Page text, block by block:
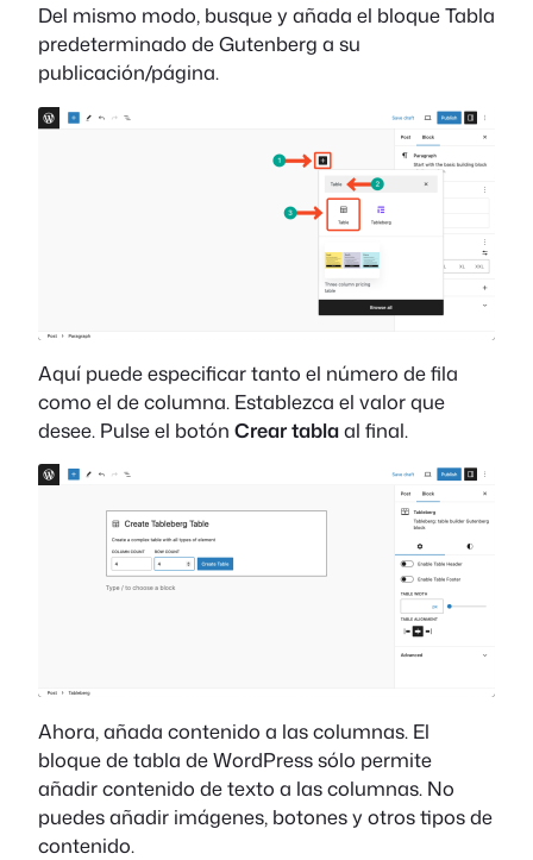
Del mismo modo, busque y añada el bloque Tabla
predeterminado de Gutenberg a su
publicación/página.
Aquí puede especificar tanto el número de fila
como el de columna. Establezca el valor que
desee. Pulse el botón Crear tablaal final.
Ahora, añada contenido a las columnas. El
bloque de tabla de WordPress sólo permite
añadir contenido de texto a las columnas. No
puedes añadir imágenes, botones y otros tipos de
contenido.